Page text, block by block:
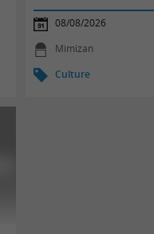
08/08/2026
Mimizan
Culture